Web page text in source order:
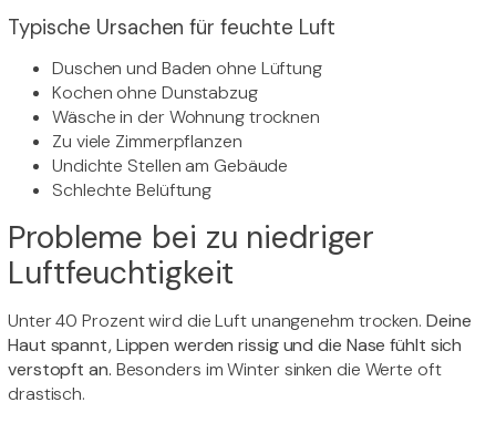
Typische Ursachen für feuchte Luft
Duschen und Baden ohne Lüftung
Kochen ohne Dunstabzug
Wäsche in der Wohnung trocknen
Zu viele Zimmerpflanzen
Undichte Stellen am Gebäude
Schlechte Belüftung
Probleme bei zu niedriger
Luftfeuchtigkeit
Unter 40 Prozent wird die Luft unangenehm trocken. Deine
Haut spannt, Lippen werden rissig und die Nase fühlt sich
verstopft an. Besonders im Winter sinken die Werte oft
drastisch.